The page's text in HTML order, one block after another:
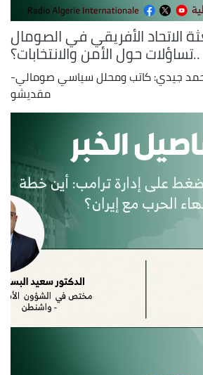
الاتحاد الأفريقي في الصومال
..تساؤلات حول الأمن والانتخابات؟
جيدي: كاتب ومحلل سياسي صومالي-
مقديشو